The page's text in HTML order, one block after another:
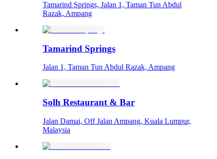
Tamarind Springs, Jalan 1, Taman Tun Abdul
Razak, Ampang
Tamarind Springs
Jalan 1, Taman Tun Abdul Razak, Ampang
Solh Restaurant & Bar
Jalan Damai, Off Jalan Ampang, Kuala Lumpur,
Malaysia